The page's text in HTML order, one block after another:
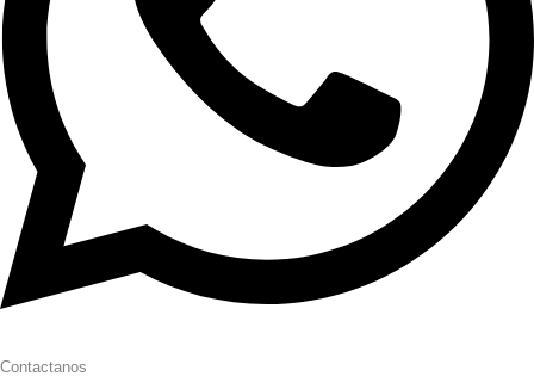
Contactanos